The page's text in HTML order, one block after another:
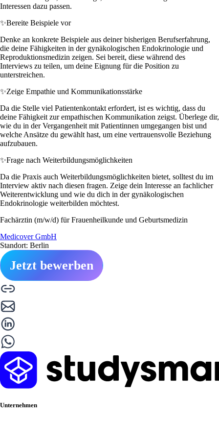
Interessen dazu passen.
✨Bereite Beispiele vor
Denke an konkrete Beispiele aus deiner bisherigen Berufserfahrung,
die deine Fähigkeiten in der gynäkologischen Endokrinologie und
Reproduktionsmedizin zeigen. Sei bereit, diese während des
Interviews zu teilen, um deine Eignung für die Position zu
unterstreichen.
✨Zeige Empathie und Kommunikationsstärke
Da die Stelle viel Patientenkontakt erfordert, ist es wichtig, dass du
deine Fähigkeit zur empathischen Kommunikation zeigst. Überlege dir,
wie du in der Vergangenheit mit Patientinnen umgegangen bist und
welche Ansätze du gewählt hast, um eine vertrauensvolle Beziehung
aufzubauen.
✨Frage nach Weiterbildungsmöglichkeiten
Da die Praxis auch Weiterbildungsmöglichkeiten bietet, solltest du im
Interview aktiv nach diesen fragen. Zeige dein Interesse an fachlicher
Weiterentwicklung und wie du dich in der gynäkologischen
Endokrinologie weiterbilden möchtest.
Fachärztin (m/w/d) für Frauenheilkunde und Geburtsmedizin
Medicover GmbH
Standort: Berlin
Jetzt bewerben
Unternehmen